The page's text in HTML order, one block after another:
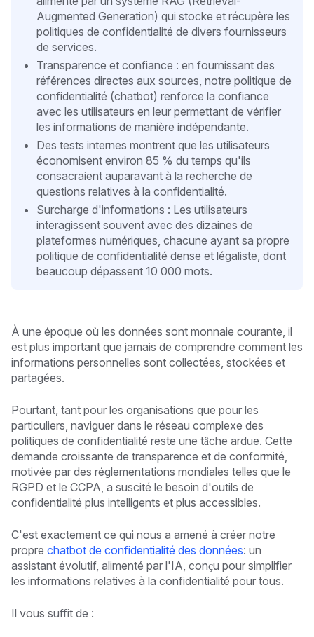
Augmented Generation) qui stocke et récupère les
politiques de confidentialité de divers fournisseurs
de services.
Transparence et confiance : en fournissant des
références directes aux sources, notre politique de
confidentialité (chatbot) renforce la confiance
avec les utilisateurs en leur permettant de vérifier
les informations de manière indépendante.
Des tests internes montrent que les utilisateurs
économisent environ 85 % du temps qu'ils
consacraient auparavant à la recherche de
questions relatives à la confidentialité.
Surcharge d'informations : Les utilisateurs
interagissent souvent avec des dizaines de
plateformes numériques, chacune ayant sa propre
politique de confidentialité dense et légaliste, dont
beaucoup dépassent 10 000 mots.
À une époque où les données sont monnaie courante, il
est plus important que jamais de comprendre comment les
informations personnelles sont collectées, stockées et
partagées.
Pourtant, tant pour les organisations que pour les
particuliers, naviguer dans le réseau complexe des
politiques de confidentialité reste une tâche ardue. Cette
demande croissante de transparence et de conformité,
motivée par des réglementations mondiales telles que le
RGPD et le CCPA, a suscité le besoin d'outils de
confidentialité plus intelligents et plus accessibles.
C'est exactement ce qui nous a amené à créer notre
propre chatbot de confidentialité des données: un
assistant évolutif, alimenté par l'IA, conçu pour simplifier
les informations relatives à la confidentialité pour tous.
Il vous suffit de :